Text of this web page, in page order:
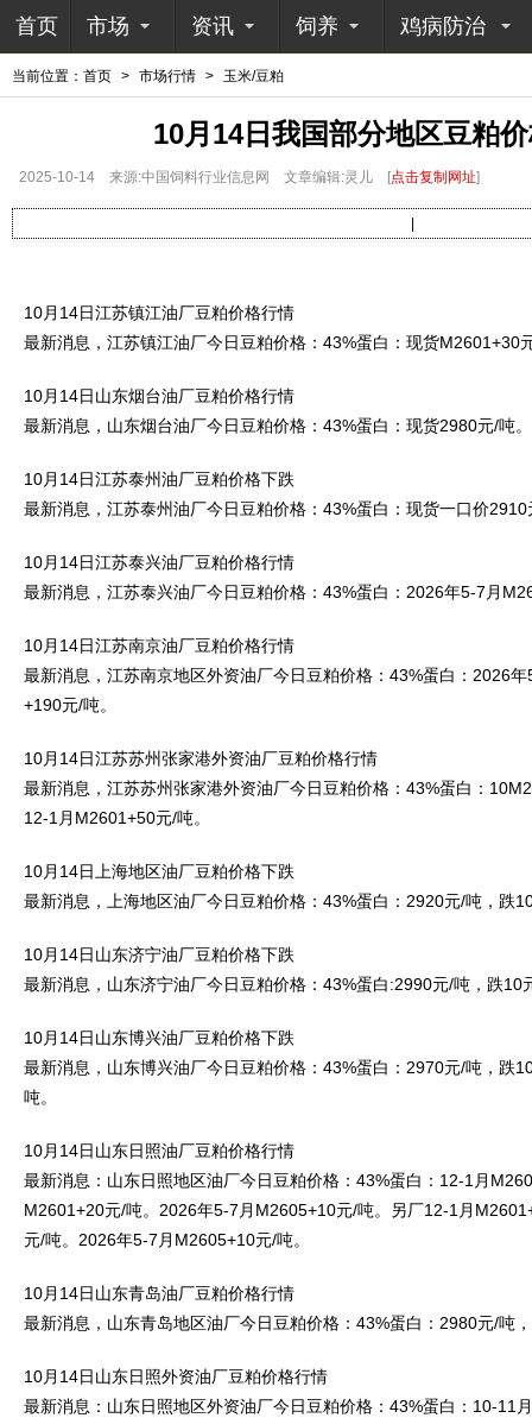
首页 市场 资讯 饲养 鸡病防治
当前位置： 首页 > 市场行情 > 玉米/豆粕
10月14日我国部分地区豆粕
2025-10-14 来源:中国饲料行业信息网 文章编辑:灵儿 [点击复制网址]
10月14日江苏镇江油厂豆粕价格行情
最新消息，江苏镇江油厂今日豆粕价格：43%蛋白：现货M2601+30
10月14日山东烟台油厂豆粕价格行情
最新消息，山东烟台油厂今日豆粕价格：43%蛋白：现货2980元/吨。
10月14日江苏泰州油厂豆粕价格下跌
最新消息，江苏泰州油厂今日豆粕价格：43%蛋白：现货一口价
10月14日江苏泰兴油厂豆粕价格行情
最新消息，江苏泰兴油厂今日豆粕价格：43%蛋白：2026年5-7月
10月14日江苏南京油厂豆粕价格行情
最新消息，江苏南京地区外资油厂今日豆粕价格：43%蛋白：2026
+190元/吨。
10月14日江苏苏州张家港外资油厂豆粕价格行情
最新消息，江苏苏州张家港外资油厂今日豆粕价格：43%蛋白：
12-1月M2601+50元/吨。
10月14日上海地区油厂豆粕价格下跌
最新消息，上海地区油厂今日豆粕价格：43%蛋白：2920元/吨，跌
10月14日山东济宁油厂豆粕价格下跌
最新消息，山东济宁油厂今日豆粕价格：43%蛋白:2990元/吨，跌10
10月14日山东博兴油厂豆粕价格下跌
最新消息，山东博兴油厂今日豆粕价格：43%蛋白：2970元/吨，跌
吨。
10月14日山东日照油厂豆粕价格行情
最新消息：山东日照地区油厂今日豆粕价格：43%蛋白：12-1月
M2601+20元/吨。2026年5-7月M2605+10元/吨。另厂12-1月
元/吨。2026年5-7月M2605+10元/吨。
10月14日山东青岛油厂豆粕价格行情
最新消息，山东青岛地区油厂今日豆粕价格：43%蛋白：2980元/吨
10月14日山东日照外资油厂豆粕价格行情
最新消息：山东日照地区外资油厂今日豆粕价格：43%蛋白：10-11